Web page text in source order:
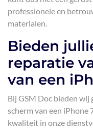
professionele en
materialen.
Bieden
reparatie
van een
Bij GSM Doc bieden
scherm van een iPhone
kwaliteit in onze